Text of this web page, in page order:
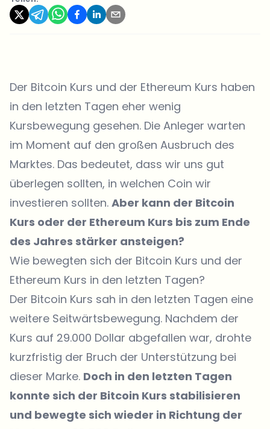
Der Bitcoin Kurs und der Ethereum Kurs haben
in den letzten Tagen eher wenig
Kursbewegung gesehen. Die Anleger warten
im Moment auf den großen Ausbruch des
Marktes. Das bedeutet, dass wir uns gut
überlegen sollten, in welchen Coin wir
investieren sollten. Aber kann der Bitcoin
Kurs oder der Ethereum Kurs bis zum Ende
des Jahres stärker ansteigen?
Wie bewegten sich der Bitcoin Kurs und der
Ethereum Kurs in den letzten Tagen?
Der Bitcoin Kurs sah in den letzten Tagen eine
weitere Seitwärtsbewegung. Nachdem der
Kurs auf 29.000 Dollar abgefallen war, drohte
kurzfristig der Bruch der Unterstützung bei
dieser Marke. Doch in den letzten Tagen
konnte sich der Bitcoin Kurs stabilisieren
und bewegte sich wieder in Richtung der